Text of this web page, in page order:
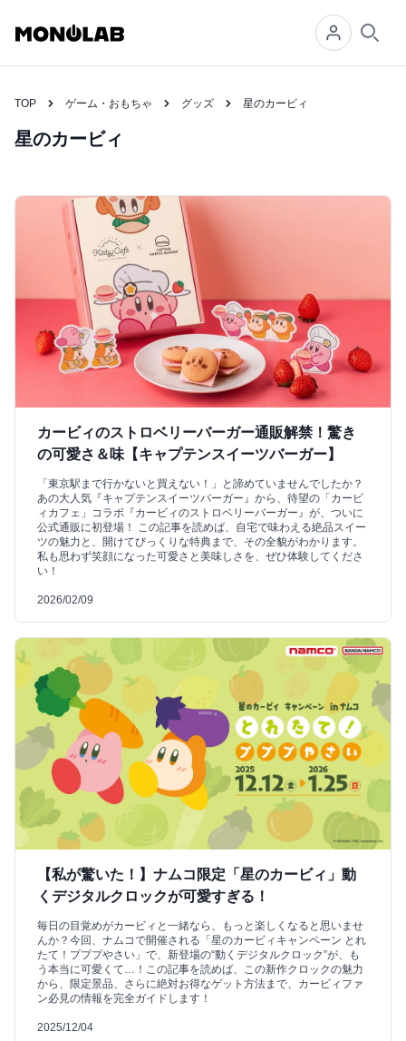
TOP ゲーム・おもちゃ グッズ 星のカービィ
星のカービィ
カービィのストロベリーバーガー通販解禁！驚き
の可愛さ＆味【キャプテンスイーツバーガー】
「東京駅まで行かないと買えない！」と諦めていませんでしたか？
あの大人気『キャプテンスイーツバーガー』から、待望の「カービ
ィカフェ」コラボ『カービィのストロベリーバーガー』が、ついに
公式通販に初登場！ この記事を読めば、自宅で味わえる絶品スイー
ツの魅力と、開けてびっくりな特典まで、その全貌がわかります。
私も思わず笑顔になった可愛さと美味しさを、ぜひ体験してくださ
い！
2026/02/09
【私が驚いた！】ナムコ限定「星のカービィ」動
くデジタルクロックが可愛すぎる！
毎日の目覚めがカービィと一緒なら、もっと楽しくなると思いませ
んか？今回、ナムコで開催される「星のカービィキャンペーン とれ
たて！プププやさい」で、新登場の“動くデジタルクロック”が、も
う本当に可愛くて…！この記事を読めば、この新作クロックの魅力
から、限定景品、さらに絶対お得なゲット方法まで、カービィファ
ン必見の情報を完全ガイドします！
2025/12/04